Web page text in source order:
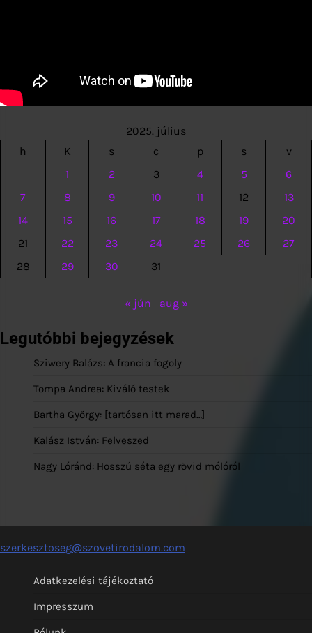
2025. július
h
K s c p s
v
1
2 3 4 5
6
7
8 9 10 11 12
13
14
15 16 17 18 19
20
21
22 23 24 25 26
27
28
29 30 31
« jún aug »
Legutóbbi bejegyzések
Sziwery Balázs: A francia fogoly
Tompa Andrea: Kiváló testek
Bartha György: [tartósan itt marad…]
Kalász István: Felveszed
Nagy Lóránd: Hosszú séta egy rövid mólóról
szerkesztoseg@szovetirodalom.com
Adatkezelési tájékoztató
Impresszum